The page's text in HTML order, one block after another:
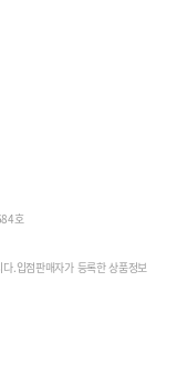
호
.입점판매자가 등록한 상품정보